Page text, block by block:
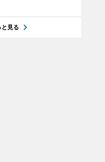
と見る